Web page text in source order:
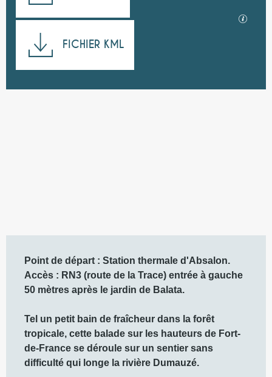
FICHIER KML
Point de départ : Station thermale d'Absalon.
Accès : RN3 (route de la Trace) entrée à gauche
50 mètres après le jardin de Balata.
Tel un petit bain de fraîcheur dans la forêt
tropicale, cette balade sur les hauteurs de Fort-
de-France se déroule sur un sentier sans
difficulté qui longe la rivière Dumauzé.